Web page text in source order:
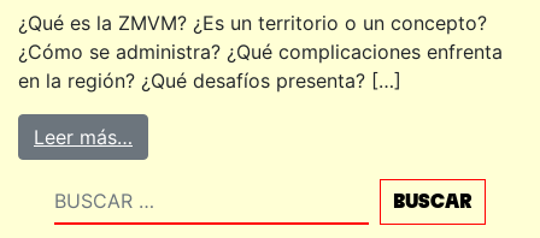
¿Qué es la ZMVM? ¿Es un territorio o un concepto?
¿Cómo se administra? ¿Qué complicaciones enfrenta
en la región? ¿Qué desafíos presenta? […]
Leer más…
Buscar